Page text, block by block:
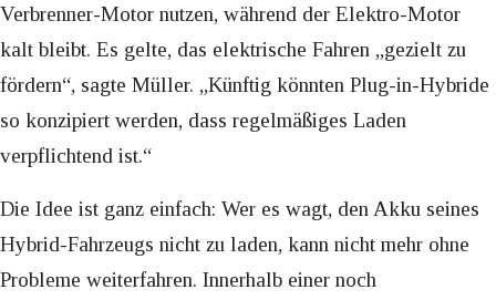
Verbrenner-Motor nutzen, während der Elektro-Motor
kalt bleibt. Es gelte, das elektrische Fahren „gezielt zu
fördern“, sagte Müller. „Künftig könnten Plug-in-Hybride
so konzipiert werden, dass regelmäßiges Laden
verpflichtend ist.“
Die Idee ist ganz einfach: Wer es wagt, den Akku seines
Hybrid-Fahrzeugs nicht zu laden, kann nicht mehr ohne
Probleme weiterfahren. Innerhalb einer noch